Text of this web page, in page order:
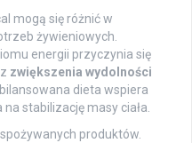
mogą się różnić w
żywieniowych.
energii przyczynia się
zwiększenia wydolności
dieta wspiera
stabilizację masy ciała.
produktów.